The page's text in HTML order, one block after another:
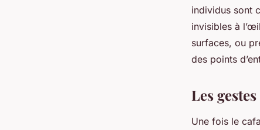
individus sont
invisibles à
surfaces, ou
des points
Les
Une fois le